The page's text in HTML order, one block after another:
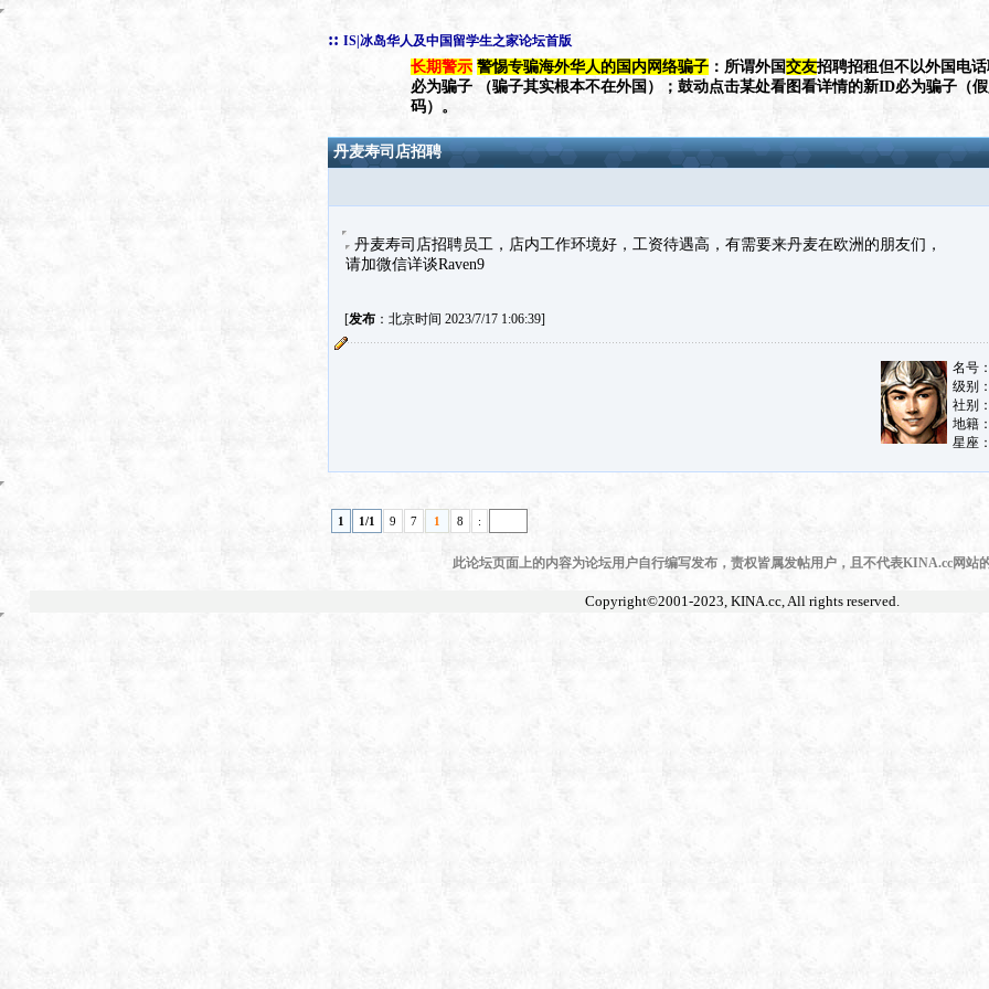
:: IS|冰岛华人及中国留学生之家论坛首版
长期警示 警惕专骗海外华人的国内网络骗子 ：所谓外国交友招聘招租但不以外国电
必为骗子 （骗子其实根本不在外国）；鼓动点击某处看图看详情的新ID必为骗子（
码）。
丹麦寿司店招聘
丹麦寿司店招聘员工，店内工作环境好，工资待遇高，有需要来丹麦在欧洲的朋友们，
请加微信详谈Raven9
[发布：北京时间 2023/7/17 1:06:39]
1 1/1 9 7 1 8 :
此论坛页面上的内容为论坛用户自行编写发布，责权皆属发帖用户，且不代表KINA.cc网站
Copyright©2001-2023, KINA.cc, All rights reserved.